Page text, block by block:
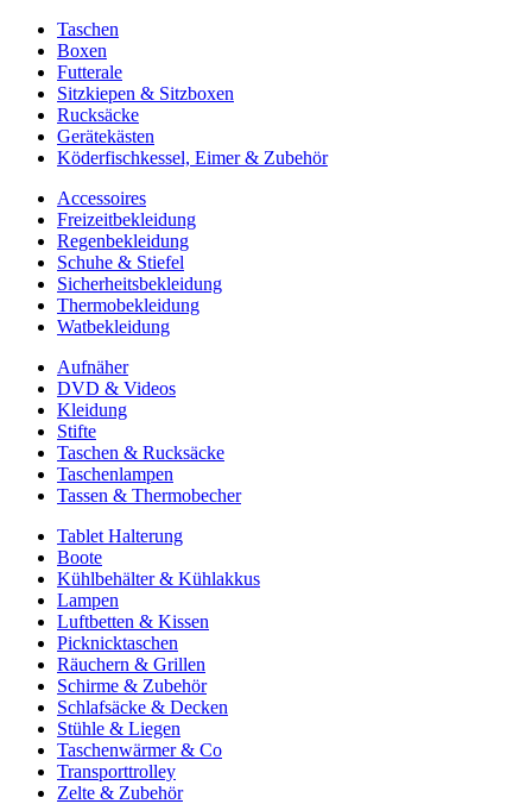
Taschen
Boxen
Futterale
Sitzkiepen & Sitzboxen
Rucksäcke
Gerätekästen
Köderfischkessel, Eimer & Zubehör
Accessoires
Freizeitbekleidung
Regenbekleidung
Schuhe & Stiefel
Sicherheitsbekleidung
Thermobekleidung
Watbekleidung
Aufnäher
DVD & Videos
Kleidung
Stifte
Taschen & Rucksäcke
Taschenlampen
Tassen & Thermobecher
Tablet Halterung
Boote
Kühlbehälter & Kühlakkus
Lampen
Luftbetten & Kissen
Picknicktaschen
Räuchern & Grillen
Schirme & Zubehör
Schlafsäcke & Decken
Stühle & Liegen
Taschenwärmer & Co
Transporttrolley
Zelte & Zubehör